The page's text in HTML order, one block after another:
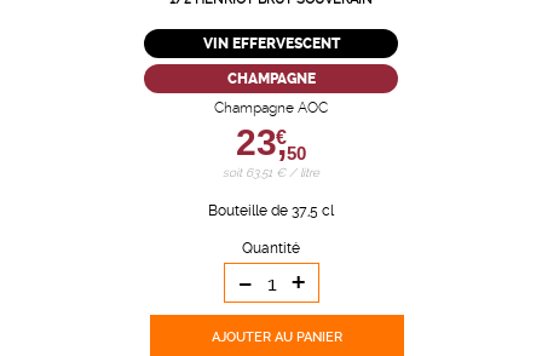
VIN EFFERVESCENT
CHAMPAGNE
Champagne AOC
23,
€
50
soit 63,51 € / litre
Bouteille de 37,5 cl
Quantité
- +
AJOUTER AU PANIER